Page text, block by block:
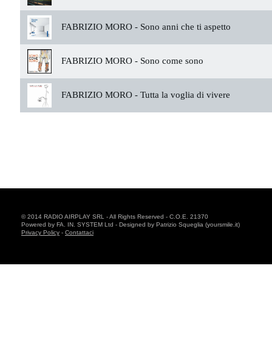
FABRIZIO MORO - Sono anni che ti aspetto
FABRIZIO MORO - Sono come sono
FABRIZIO MORO - Tutta la voglia di vivere
© 2014 RADIO AIRPLAY SRL - All Rights Reserved - C.O.E. 21370
Powered by FA. IN. SYSTEM Ltd - Designed by Patrizio Squeglia (yoursmile.it)
Privacy Policy - Contattaci